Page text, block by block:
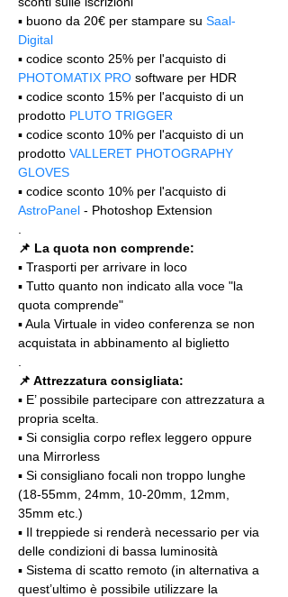
▪️ buono da 20€ per stampare su Saal-
Digital
▪️ codice sconto 25% per l'acquisto di
PHOTOMATIX PRO software per HDR
▪️ codice sconto 15% per l'acquisto di un
prodotto PLUTO TRIGGER
▪️ codice sconto 10% per l'acquisto di un
prodotto VALLERET PHOTOGRAPHY
GLOVES
▪️ codice sconto 10% per l'acquisto di
AstroPanel - Photoshop Extension
📌 La quota non comprende:
▪️ Trasporti per arrivare in loco
▪️ Tutto quanto non indicato alla voce "la
quota comprende"
▪️ Aula Virtuale in video conferenza se non
acquistata in abbinamento al biglietto
📌 Attrezzatura consigliata:
▪️ E’ possibile partecipare con attrezzatura a
propria scelta.
▪️ Si consiglia corpo reflex leggero oppure
una Mirrorless
▪️ Si consigliano focali non troppo lunghe
(18-55mm, 24mm, 10-20mm, 12mm,
35mm etc.)
▪️ Il treppiede si renderà necessario per via
delle condizioni di bassa luminosità
▪️ Sistema di scatto remoto (in alternativa a
quest’ultimo è possibile utilizzare la